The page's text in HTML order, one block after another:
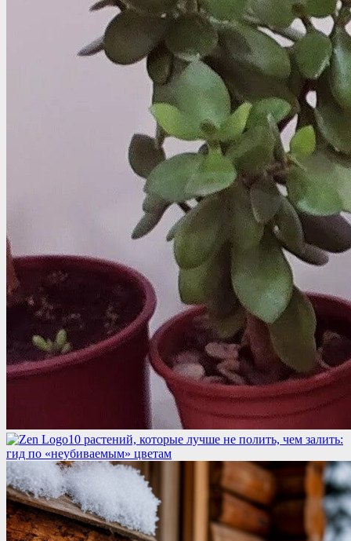
10 растений, которые лучше не полить, чем залить:
гид по «неубиваемым» цветам